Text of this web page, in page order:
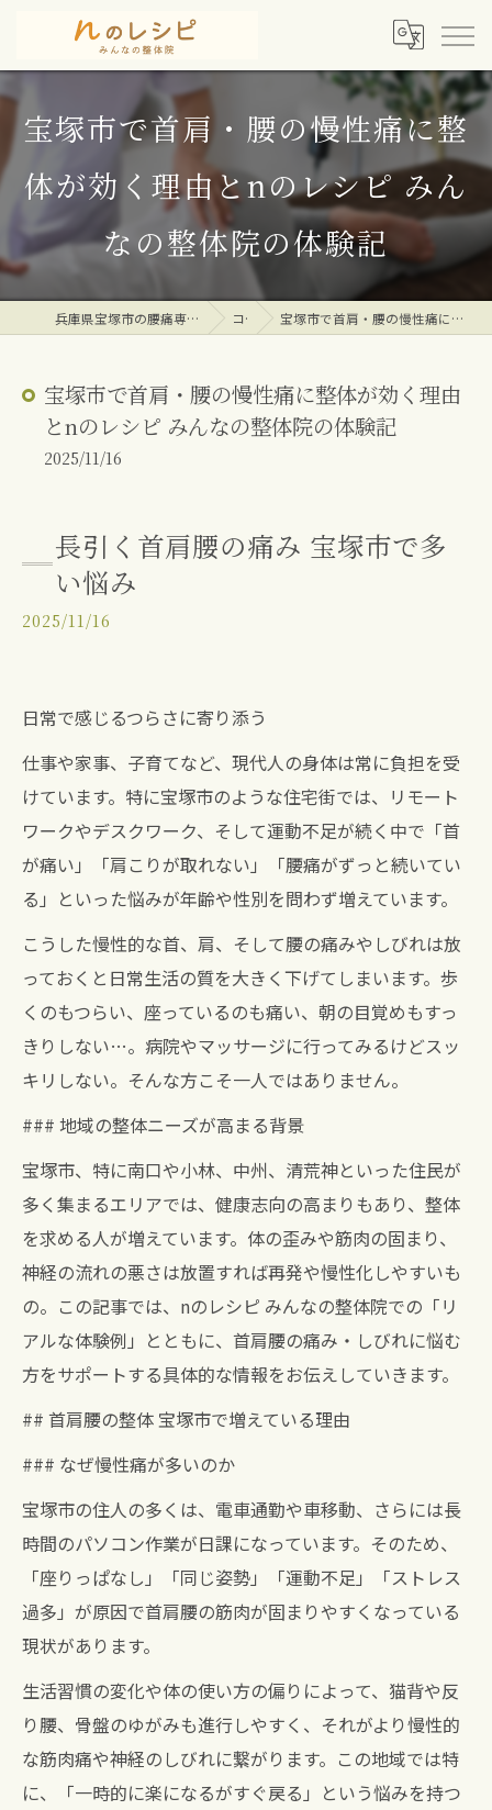
宝塚市で首肩・腰の慢性痛に整
体が効く理由とnのレシピ みん
なの整体院の体験記
兵庫県宝塚市の腰痛専門整体院ならｎのレシピみんなの整体院 コラム 宝塚市で首肩・腰の慢性痛に整体が効く理由とnのレシピ みんなの整体院の体験記
宝塚市で首肩・腰の慢性痛に整体が効く理由
とnのレシピ みんなの整体院の体験記
2025/11/16
長引く首肩腰の痛み 宝塚市で多
い悩み
2025/11/16
日常で感じるつらさに寄り添う
仕事や家事、子育てなど、現代人の身体は常に負担を受
けています。特に宝塚市のような住宅街では、リモート
ワークやデスクワーク、そして運動不足が続く中で「首
が痛い」「肩こりが取れない」「腰痛がずっと続いてい
る」といった悩みが年齢や性別を問わず増えています。
こうした慢性的な首、肩、そして腰の痛みやしびれは放
っておくと日常生活の質を大きく下げてしまいます。歩
くのもつらい、座っているのも痛い、朝の目覚めもすっ
きりしない…。病院やマッサージに行ってみるけどスッ
キリしない。そんな方こそ一人ではありません。
### 地域の整体ニーズが高まる背景
宝塚市、特に南口や小林、中州、清荒神といった住民が
多く集まるエリアでは、健康志向の高まりもあり、整体
を求める人が増えています。体の歪みや筋肉の固まり、
神経の流れの悪さは放置すれば再発や慢性化しやすいも
の。この記事では、nのレシピ みんなの整体院での「リ
アルな体験例」とともに、首肩腰の痛み・しびれに悩む
方をサポートする具体的な情報をお伝えしていきます。
## 首肩腰の整体 宝塚市で増えている理由
### なぜ慢性痛が多いのか
宝塚市の住人の多くは、電車通勤や車移動、さらには長
時間のパソコン作業が日課になっています。そのため、
「座りっぱなし」「同じ姿勢」「運動不足」「ストレス
過多」が原因で首肩腰の筋肉が固まりやすくなっている
現状があります。
生活習慣の変化や体の使い方の偏りによって、猫背や反
り腰、骨盤のゆがみも進行しやすく、それがより慢性的
な筋肉痛や神経のしびれに繋がります。この地域では特
に、「一時的に楽になるがすぐ戻る」という悩みを持つ